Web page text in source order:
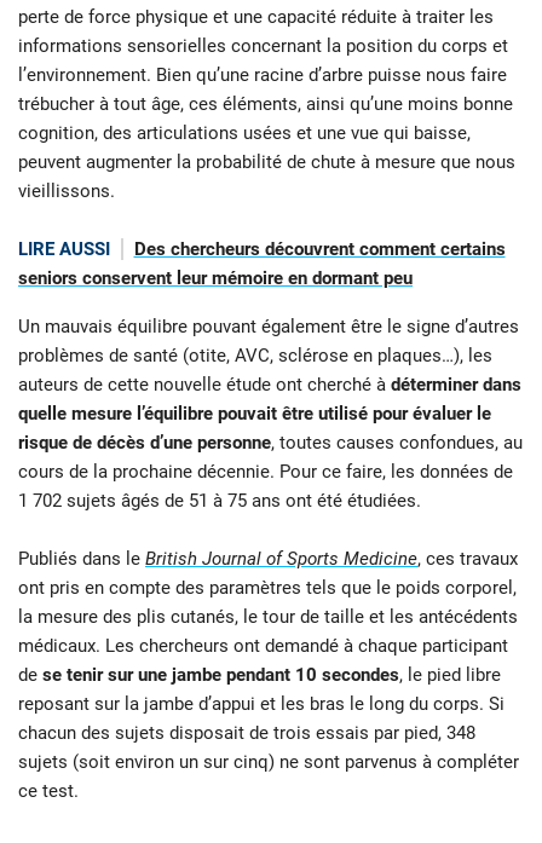
perte de force physique et une capacité réduite à traiter les
informations sensorielles concernant la position du corps et
l’environnement. Bien qu’une racine d’arbre puisse nous faire
trébucher à tout âge, ces éléments, ainsi qu’une moins bonne
cognition, des articulations usées et une vue qui baisse,
peuvent augmenter la probabilité de chute à mesure que nous
vieillissons.
LIRE AUSSI
Des chercheurs découvrent comment certains
seniors conservent leur mémoire en dormant peu
Un mauvais équilibre pouvant également être le signe d’autres
problèmes de santé (otite, AVC, sclérose en plaques…), les
auteurs de cette nouvelle étude ont cherché à déterminer dans
quelle mesure l’équilibre pouvait être utilisé pour évaluer le
risque de décès d’une personne, toutes causes confondues, au
cours de la prochaine décennie. Pour ce faire, les données de
1 702 sujets âgés de 51 à 75 ans ont été étudiées.
Publiés dans le British Journal of Sports Medicine, ces travaux
ont pris en compte des paramètres tels que le poids corporel,
la mesure des plis cutanés, le tour de taille et les antécédents
médicaux. Les chercheurs ont demandé à chaque participant
de se tenir sur une jambe pendant 10 secondes, le pied libre
reposant sur la jambe d’appui et les bras le long du corps. Si
chacun des sujets disposait de trois essais par pied, 348
sujets (soit environ un sur cinq) ne sont parvenus à compléter
ce test.